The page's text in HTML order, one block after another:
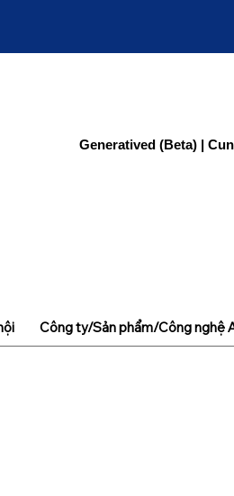
Generatived (Beta) |
Công ty/Sản phẩm/Công nghệ